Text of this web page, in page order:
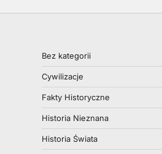
Bez kategorii
Cywilizacje
Fakty Historyczne
Historia Nieznana
Historia Świata